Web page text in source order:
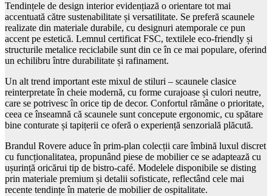
Tendințele de design interior evidențiază o orientare tot mai
accentuată către sustenabilitate și versatilitate. Se preferă scaunele
realizate din materiale durabile, cu designuri atemporale ce pun
accent pe estetică. Lemnul certificat FSC, textilele eco-friendly și
structurile metalice reciclabile sunt din ce în ce mai populare, oferind
un echilibru între durabilitate și rafinament.
Un alt trend important este mixul de stiluri – scaunele clasice
reinterpretate în cheie modernă, cu forme curajoase și culori neutre,
care se potrivesc în orice tip de decor. Confortul rămâne o prioritate,
ceea ce înseamnă că scaunele sunt concepute ergonomic, cu spătare
bine conturate și tapițerii ce oferă o experiență senzorială plăcută.
Brandul Rovere aduce în prim-plan colecții care îmbină luxul discret
cu funcționalitatea, propunând piese de mobilier ce se adaptează cu
ușurință oricărui tip de bistro-café. Modelele disponibile se disting
prin materiale premium și detalii sofisticate, reflectând cele mai
recente tendințe în materie de mobilier de ospitalitate.